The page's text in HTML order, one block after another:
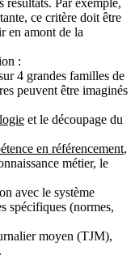
résultats. Par exemple,
ce critère doit être
en amont de la
:
4 grandes familles de
peuvent être imaginés
et le découpage du
en référencement,
métier, le
avec le système
spécifiques (normes,
moyen (TJM),
.